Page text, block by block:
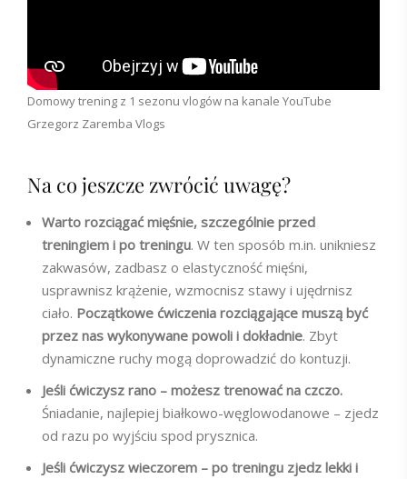
Domowy trening z 1 sezonu vlogów na kanale YouTube
Grzegorz Zaremba Vlogs
Na co jeszcze zwrócić uwagę?
Warto rozciągać mięśnie, szczególnie przed
treningiem i po treningu. W ten sposób m.in. unikniesz
zakwasów, zadbasz o elastyczność mięśni,
usprawnisz krążenie, wzmocnisz stawy i ujędrnisz
ciało. Początkowe ćwiczenia rozciągające muszą być
przez nas wykonywane powoli i dokładnie. Zbyt
dynamiczne ruchy mogą doprowadzić do kontuzji.
Jeśli ćwiczysz rano – możesz trenować na czczo.
Śniadanie, najlepiej białkowo-węglowodanowe – zjedz
od razu po wyjściu spod prysznica.
Jeśli ćwiczysz wieczorem – po treningu zjedz lekki i